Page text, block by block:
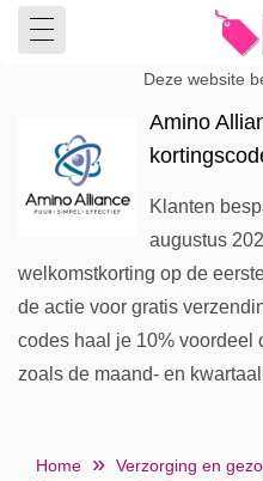
Deze website
Amino
Klanten
augustus
welkomstkorting op de
de actie voor gratis
codes haal je 10% voordeel
zoals de maand- en
Home Verzorging en